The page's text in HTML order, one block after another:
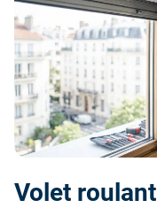
Volet